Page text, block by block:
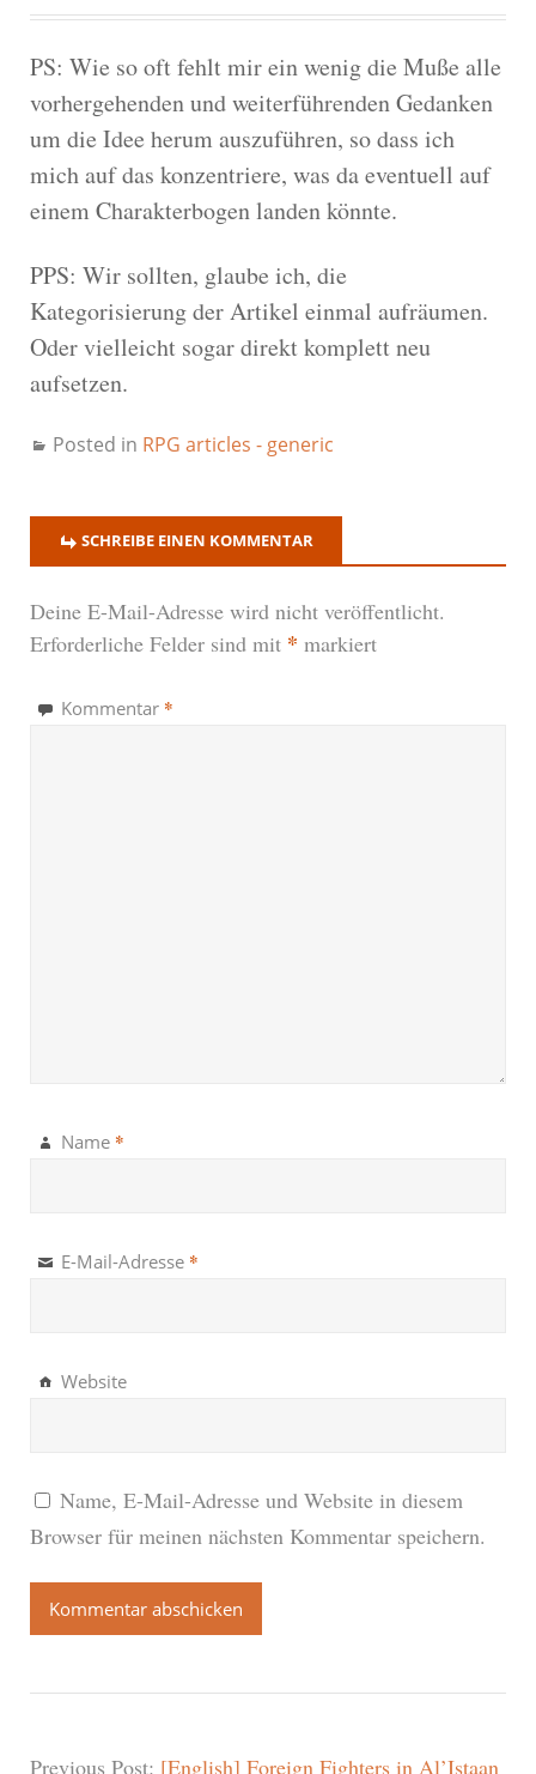
PS: Wie so oft fehlt mir ein wenig die Muße alle
vorhergehenden und weiterführenden Gedanken
um die Idee herum auszuführen, so dass ich
mich auf das konzentriere, was da eventuell auf
einem Charakterbogen landen könnte.
PPS: Wir sollten, glaube ich, die
Kategorisierung der Artikel einmal aufräumen.
Oder vielleicht sogar direkt komplett neu
aufsetzen.
Posted in RPG articles - generic
SCHREIBE EINEN KOMMENTAR
Deine E-Mail-Adresse wird nicht veröffentlicht.
Erforderliche Felder sind mit * markiert
Kommentar *
Name *
E-Mail-Adresse *
Website
Name, E-Mail-Adresse und Website in diesem
Browser für meinen nächsten Kommentar speichern.
Previous Post: [English] Foreign Fighters in Al’Istaan